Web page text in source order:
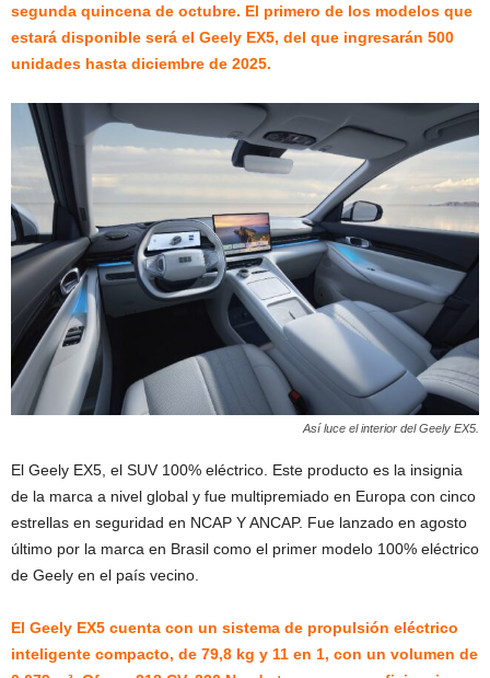
segunda quincena de octubre. El primero de los modelos que
estará disponible será el Geely EX5, del que ingresarán 500
unidades hasta diciembre de 2025.
Así luce el interior del Geely EX5.
El Geely EX5, el SUV 100% eléctrico. Este producto es la insignia
de la marca a nivel global y fue multipremiado en Europa con cinco
estrellas en seguridad en NCAP Y ANCAP. Fue lanzado en agosto
último por la marca en Brasil como el primer modelo 100% eléctrico
de Geely en el país vecino.
El Geely EX5 cuenta con un sistema de propulsión eléctrico
inteligente compacto, de 79,8 kg y 11 en 1, con un volumen de